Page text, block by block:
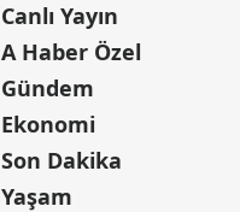
Canlı Yayın
A Haber Özel
Gündem
Ekonomi
Son Dakika
Yaşam